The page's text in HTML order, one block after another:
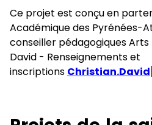
Ce projet est conçu en
Académique des Pyrénées-
conseiller pédagogiques
David - Renseignements et
inscriptions